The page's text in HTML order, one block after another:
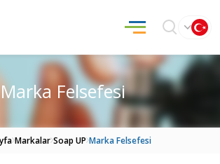
Marka Felsefesi
Markalar Soap UP Marka Felsefesi